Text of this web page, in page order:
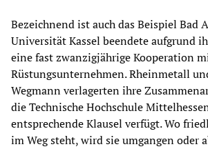
Bezeichnend ist auch das Beispiel Bad
Universität Kassel beendete aufgrund
eine fast zwanzigjährige Kooperation
Rüstungsunternehmen. Rheinmetall
Wegmann verlagerten ihre
die Technische Hochschule
entsprechende Klausel verfügt. Wo
im Weg steht, wird sie umgangen oder